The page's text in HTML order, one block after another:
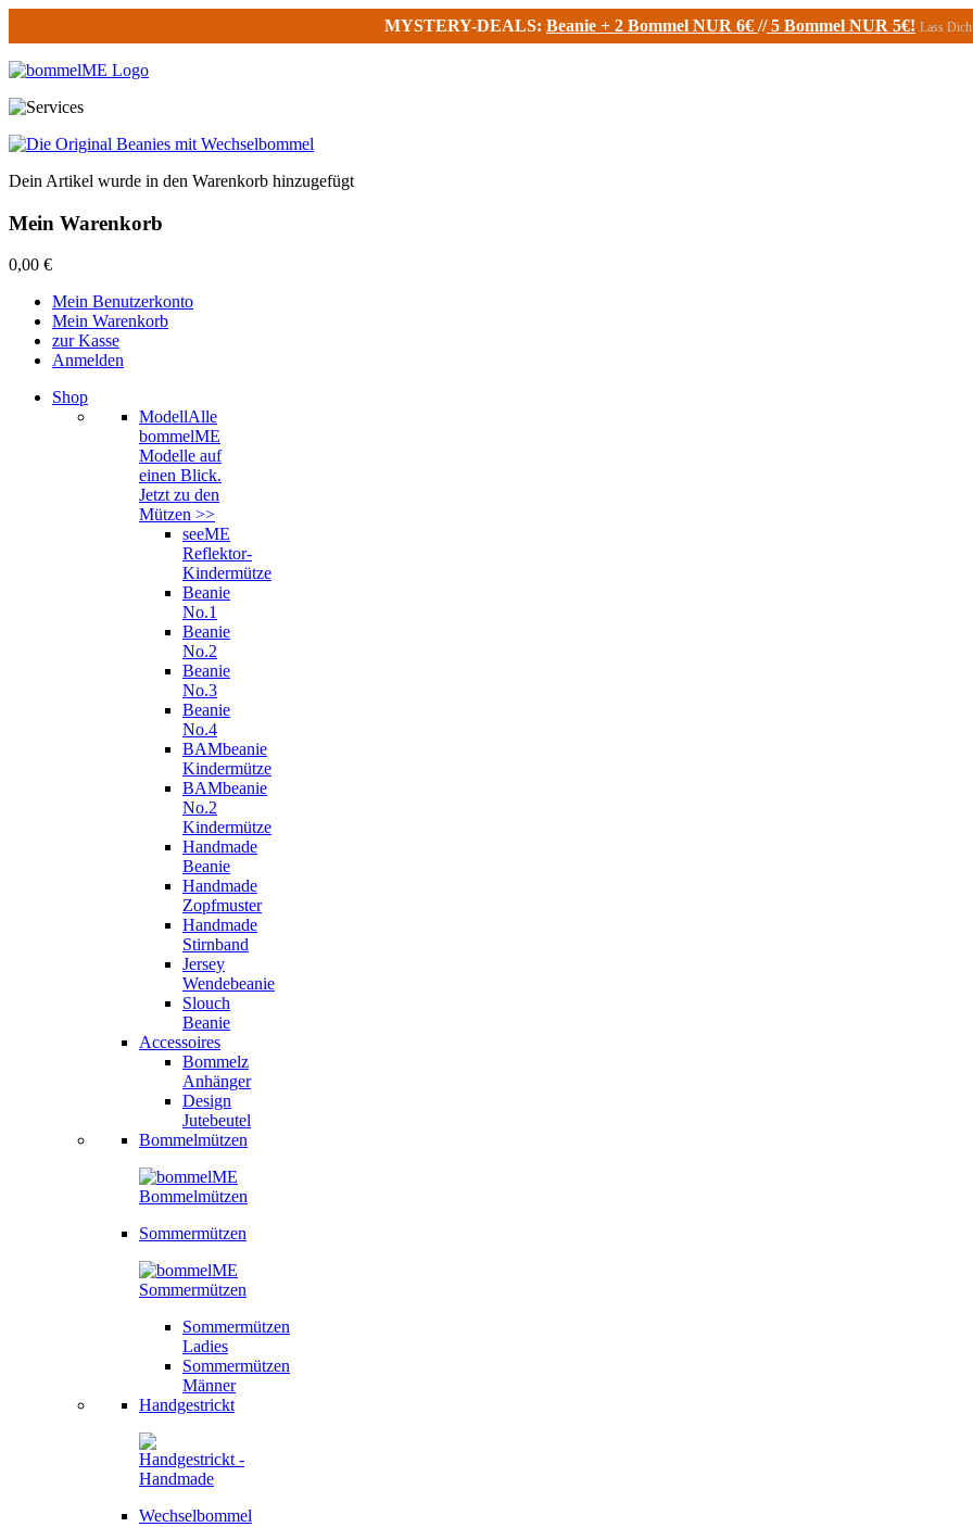
MYSTERY-DEALS: Beanie + 2 Bommel NUR 6€ //5 Bommel NUR 5€! Lass
Dein Artikel wurde in den Warenkorb hinzugefügt
Mein Warenkorb
0,00 €
Mein Benutzerkonto
Mein Warenkorb
zur Kasse
Anmelden
Shop
ModellAlle
bommelME
Modelle auf
einen Blick.
Jetzt zu den
Mützen >>
seeME
Reflektor-
Kindermütze
Beanie
No.1
Beanie
No.2
Beanie
No.3
Beanie
No.4
BAMbeanie
Kindermütze
BAMbeanie
No.2
Kindermütze
Handmade
Beanie
Handmade
Zopfmuster
Handmade
Stirnband
Jersey
Wendebeanie
Slouch
Beanie
Accessoires
Bommelz
Anhänger
Design
Jutebeutel
Bommelmützen
Sommermützen
Sommermützen
Ladies
Sommermützen
Männer
Handgestrickt
Wechselbommel